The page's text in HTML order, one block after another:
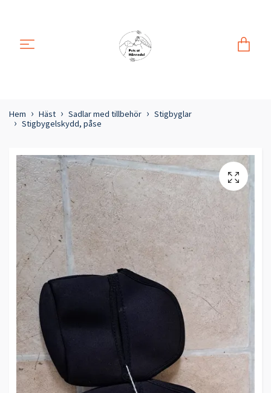
Hem Häst Sadlar med tillbehör
Stigbyglar
Stigbygelskydd, påse